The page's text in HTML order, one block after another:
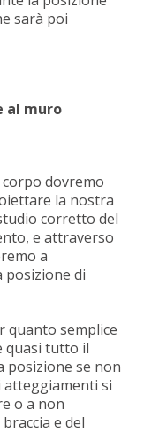
sarà poi
al muro
dovremo
la nostra
corretto del
e attraverso
a
posizione di
quanto semplice
quasi tutto il
posizione se non
si
o a non
e del